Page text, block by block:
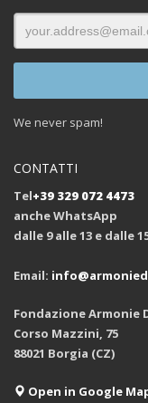
We never spam!
CONTATTI
Tel+39 329 072 4473
anche WhatsApp
dalle 9 alle 13 e dalle
Email:
Fondazione Armonie
Corso Mazzini, 75
88021 Borgia (CZ)
Open in Google